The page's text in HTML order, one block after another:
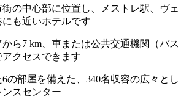
街の中心部に位置し、メストレ駅、ヴェ
も近いホテルです
ら7 km、車または公共交通機関（バス
クセスできます
の部屋を備えた、340名収容の広々とし
スセンター